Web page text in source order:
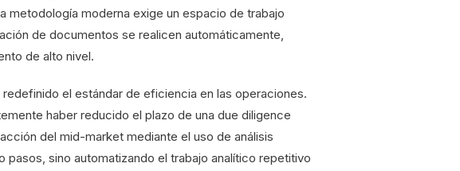
metodología moderna exige un espacio de trabajo
de documentos se realicen automáticamente,
de alto nivel.
el estándar de eficiencia en las operaciones.
haber reducido el plazo de una due diligence
del mid-market mediante el uso de análisis
sino automatizando el trabajo analítico repetitivo